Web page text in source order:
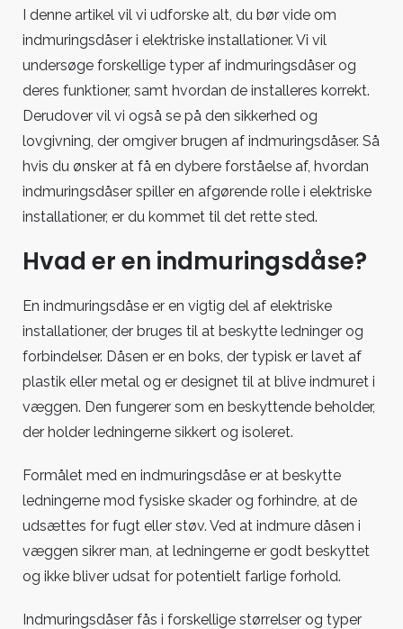
installationer
I denne artikel vil vi udforske alt, du bør vide om
indmuringsdåser i elektriske installationer. Vi vil
undersøge forskellige typer af indmuringsdåser og
deres funktioner, samt hvordan de installeres korrekt.
Derudover vil vi også se på den sikkerhed og
lovgivning, der omgiver brugen af indmuringsdåser. Så
hvis du ønsker at få en dybere forståelse af, hvordan
indmuringsdåser spiller en afgørende rolle i elektriske
installationer, er du kommet til det rette sted.
Hvad er en indmuringsdåse?
En indmuringsdåse er en vigtig del af elektriske
installationer, der bruges til at beskytte ledninger og
forbindelser. Dåsen er en boks, der typisk er lavet af
plastik eller metal og er designet til at blive indmuret i
væggen. Den fungerer som en beskyttende beholder,
der holder ledningerne sikkert og isoleret.
Formålet med en indmuringsdåse er at beskytte
ledningerne mod fysiske skader og forhindre, at de
udsættes for fugt eller støv. Ved at indmure dåsen i
væggen sikrer man, at ledningerne er godt beskyttet
og ikke bliver udsat for potentielt farlige forhold.
Indmuringsdåser fås i forskellige størrelser og typer